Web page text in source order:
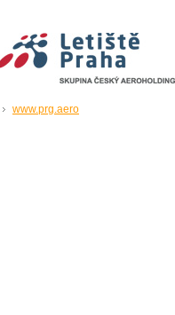
www.prg.aero